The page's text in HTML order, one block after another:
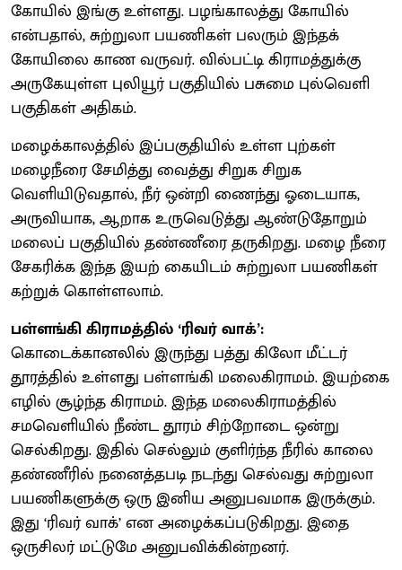
கோயில் இங்கு உள்ளது. பழங்காலத்து கோயில்
என்பதால், சுற்றுலா பயணிகள் பலரும் இந்தக்
கோயிலை காண வருவர். வில்பட்டி கிராமத்துக்கு
அருகேயுள்ள புலியூர் பகுதியில் பசுமை புல்வெளி
பகுதிகள் அதிகம்.
மழைக்காலத்தில் இப்பகுதியில் உள்ள புற்கள்
மழைநீரை சேமித்து வைத்து சிறுக சிறுக
வெளியிடுவதால், நீர் ஒன்றி ணைந்து ஓடையாக,
அருவியாக, ஆறாக உருவெடுத்து ஆண்டுதோறும்
மலைப் பகுதியில் தண்ணீரை தருகிறது. மழை நீரை
சேகரிக்க இந்த இயற் கையிடம் சுற்றுலா பயணிகள்
கற்றுக் கொள்ளலாம்.
பள்ளங்கி கிராமத்தில் ‘ரிவர் வாக்’:
கொடைக்கானலில் இருந்து பத்து கிலோ மீட்டர்
தூரத்தில் உள்ளது பள்ளங்கி மலைகிராமம். இயற்கை
எழில் சூழ்ந்த கிராமம். இந்த மலைகிராமத்தில்
சமவெளியில் நீண்ட தூரம் சிற்றோடை ஒன்று
செல்கிறது. இதில் செல்லும் குளிர்ந்த நீரில் காலை
தண்ணீரில் நனைத்தபடி நடந்து செல்வது சுற்றுலா
பயணிகளுக்கு ஒரு இனிய அனுபவமாக இருக்கும்.
இது ‘ரிவர் வாக்’ என அழைக்கப்படுகிறது. இதை
ஒருசிலர் மட்டுமே அனுபவிக்கின்றனர்.